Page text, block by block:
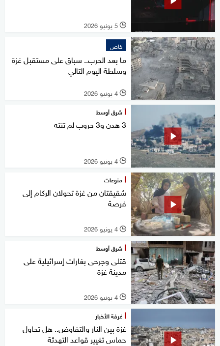
l 5 يونيو 2026
خاص
ما بعد الحرب.. سباق على مستقبل غزة
وسلطة اليوم التالي
l 4 يونيو 2026
شرق أوسط
3 هدن و3 حروب لم تنته
l 4 يونيو 2026
منوعات
شقيقتان من غزة تحولان الركام إلى
فرصة
l 4 يونيو 2026
شرق أوسط
قتلى وجرحى بغارات إسرائيلية على
مدينة غزة
l 4 يونيو 2026
غرفة الأخبار
غزة بين النار والتفاوض.. هل تحاول
حماس تغيير قواعد التهدئة